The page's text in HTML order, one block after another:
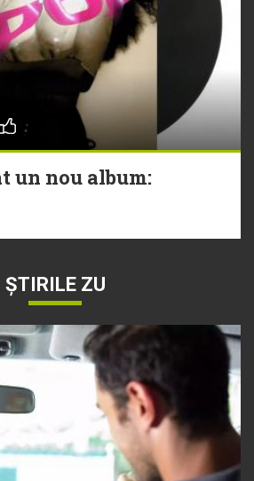
un nou album:
ȘTIRILE ZU